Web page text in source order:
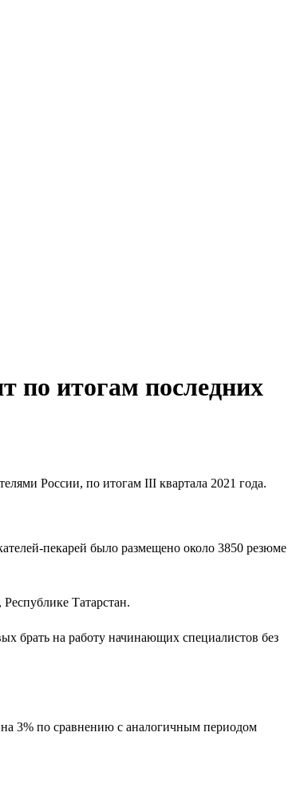
по итогам последних
России, по итогам III квартала 2021 года.
пекарей было размещено около 3850 резюме
Татарстан.
брать на работу начинающих специалистов без
на 3% по сравнению с аналогичным периодом